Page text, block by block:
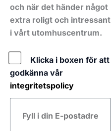
och när det händer något
extra roligt och intressant
i vårt utomhuscentrum.
Klicka i boxen för att
godkänna vår
integritetspolicy
E-
post